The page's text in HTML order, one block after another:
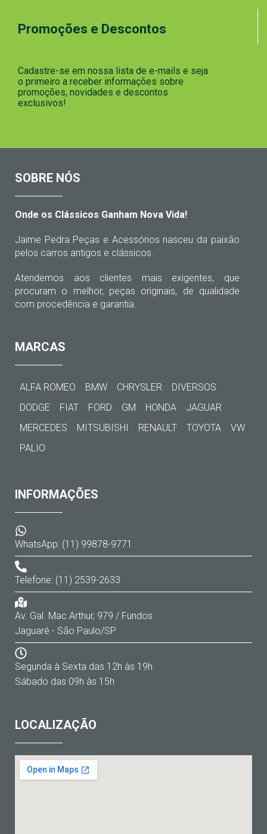
Promoções e Descontos
Cadastre-se em nossa lista de e-mails e seja
o primeiro a receber informações sobre
promoções, novidades e descontos
exclusivos!
SOBRE NÓS
Onde os Clássicos Ganham Nova Vida!
Jaime Pedra Peças e Acessórios nasceu da paixão
pelos carros antigos e clássicos.
Atendemos aos clientes mais exigentes, que
procuram o melhor, peças originais, de qualidade
com procedência e garantia.
MARCAS
ALFA ROMEO BMW CHRYSLER
DIVERSOS
DODGE
FIAT FORD GM HONDA
JAGUAR
MERCEDES
MITSUBISHI RENAULT TOYOTA
VW
PALIO
INFORMAÇÕES
WhatsApp: (11) 99878-9771
Telefone: (11) 2539-2633
Av. Gal. Mac Arthur, 979 / Fundos
Jaguaré - São Paulo/SP
Segunda à Sexta das 12h às 19h
Sábado das 09h às 15h
LOCALIZAÇÃO